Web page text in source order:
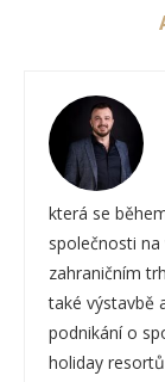
která se
společnosti
zahraničním
také výstavbě
podnikání o
holiday